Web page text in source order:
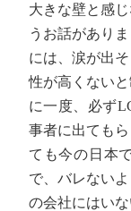
大きな壁と感
うお話があり
には、涙が出
性が高くない
に一度、必ず
事者に出ても
ても今の日本
で、バレない
の会社にはい